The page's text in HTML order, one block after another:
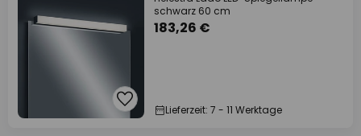
schwarz 60 cm
183,26 €
Lieferzeit: 7 - 11 Werktage